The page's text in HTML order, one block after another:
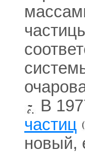
В
частиц
новый,